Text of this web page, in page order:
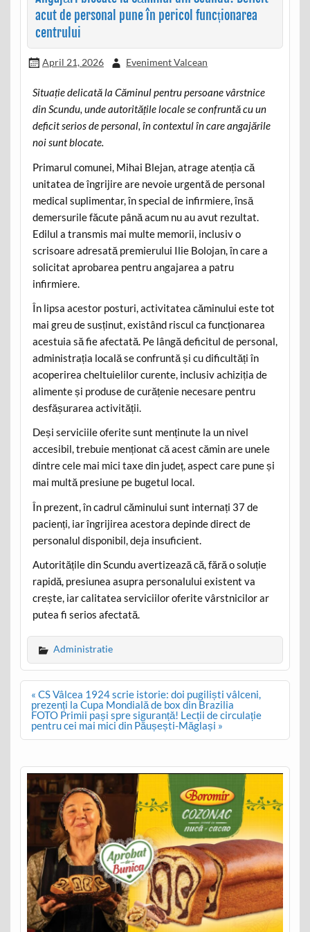
acut de personal pune în pericol funcționarea
centrului
April 21, 2026 Eveniment Valcean
Situație delicată la Căminul pentru persoane vârstnice
din Scundu, unde autoritățile locale se confruntă cu un
deficit serios de personal, în contextul în care angajările
noi sunt blocate.
Primarul comunei, Mihai Blejan, atrage atenția că
unitatea de îngrijire are nevoie urgentă de personal
medical suplimentar, în special de infirmiere, însă
demersurile făcute până acum nu au avut rezultat.
Edilul a transmis mai multe memorii, inclusiv o
scrisoare adresată premierului Ilie Bolojan, în care a
solicitat aprobarea pentru angajarea a patru
infirmiere.
În lipsa acestor posturi, activitatea căminului este tot
mai greu de susținut, existând riscul ca funcționarea
acestuia să fie afectată. Pe lângă deficitul de personal,
administrația locală se confruntă și cu dificultăți în
acoperirea cheltuielilor curente, inclusiv achiziția de
alimente și produse de curățenie necesare pentru
desfășurarea activității.
Deși serviciile oferite sunt menținute la un nivel
accesibil, trebuie menționat că acest cămin are unele
dintre cele mai mici taxe din județ, aspect care pune și
mai multă presiune pe bugetul local.
În prezent, în cadrul căminului sunt internați 37 de
pacienți, iar îngrijirea acestora depinde direct de
personalul disponibil, deja insuficient.
Autoritățile din Scundu avertizează că, fără o soluție
rapidă, presiunea asupra personalului existent va
crește, iar calitatea serviciilor oferite vârstnicilor ar
putea fi serios afectată.
Administratie
Post
navigation
« CS Vâlcea 1924 scrie istorie: doi pugiliști vâlceni,
prezenți la Cupa Mondială de box din Brazilia
FOTO Primii pași spre siguranță! Lecții de circulație
pentru cei mai mici din Păușești-Măglași »